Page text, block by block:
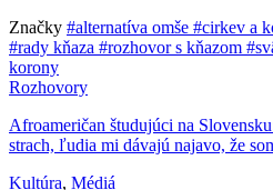
Značky #alternatíva omše #cirkev a
#rady kňaza #rozhovor s kňazom
korony
Rozhovory
Afroameričan študujúci na
strach, ľudia mi dávajú najavo, že
Kultúra, Médiá